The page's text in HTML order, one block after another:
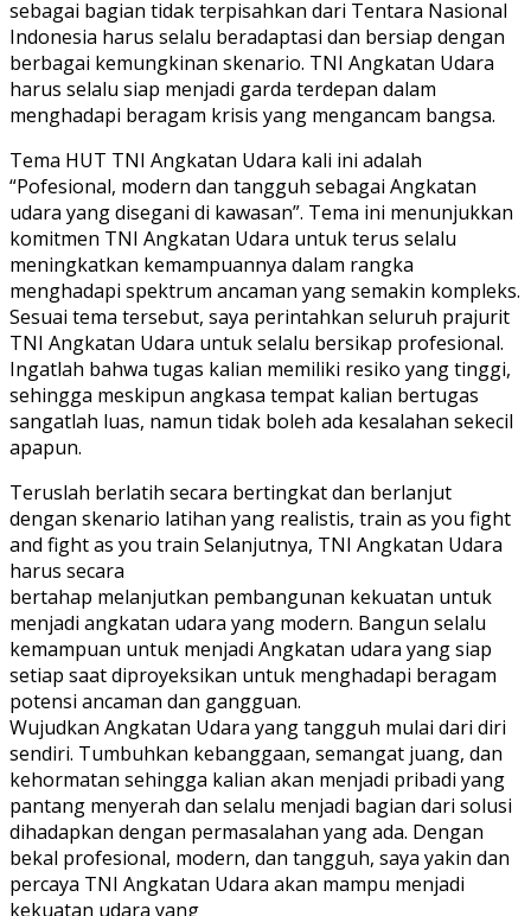
sebagai bagian tidak terpisahkan dari Tentara Nasional
Indonesia harus selalu beradaptasi dan bersiap dengan
berbagai kemungkinan skenario. TNI Angkatan Udara
harus selalu siap menjadi garda terdepan dalam
menghadapi beragam krisis yang mengancam bangsa.
Tema HUT TNI Angkatan Udara kali ini adalah
“Pofesional, modern dan tangguh sebagai Angkatan
udara yang disegani di kawasan”. Tema ini menunjukkan
komitmen TNI Angkatan Udara untuk terus selalu
meningkatkan kemampuannya dalam rangka
menghadapi spektrum ancaman yang semakin kompleks.
Sesuai tema tersebut, saya perintahkan seluruh prajurit
TNI Angkatan Udara untuk selalu bersikap profesional.
Ingatlah bahwa tugas kalian memiliki resiko yang tinggi,
sehingga meskipun angkasa tempat kalian bertugas
sangatlah luas, namun tidak boleh ada kesalahan sekecil
apapun.
Teruslah berlatih secara bertingkat dan berlanjut
dengan skenario latihan yang realistis, train as you fight
and fight as you train Selanjutnya, TNI Angkatan Udara
harus secara
bertahap melanjutkan pembangunan kekuatan untuk
menjadi angkatan udara yang modern. Bangun selalu
kemampuan untuk menjadi Angkatan udara yang siap
setiap saat diproyeksikan untuk menghadapi beragam
potensi ancaman dan gangguan.
Wujudkan Angkatan Udara yang tangguh mulai dari diri
sendiri. Tumbuhkan kebanggaan, semangat juang, dan
kehormatan sehingga kalian akan menjadi pribadi yang
pantang menyerah dan selalu menjadi bagian dari solusi
dihadapkan dengan permasalahan yang ada. Dengan
bekal profesional, modern, dan tangguh, saya yakin dan
percaya TNI Angkatan Udara akan mampu menjadi
kekuatan udara yang